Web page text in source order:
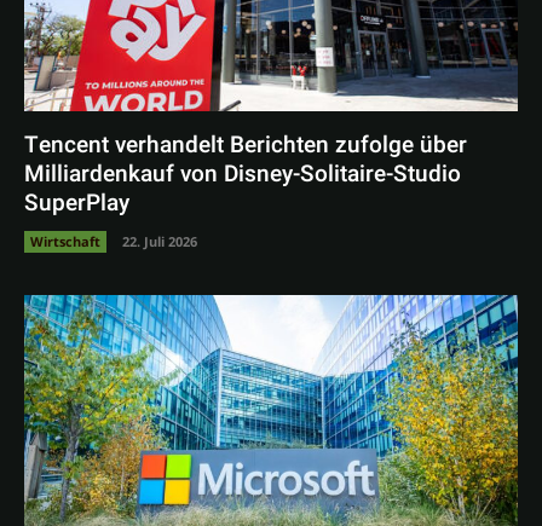
Tencent verhandelt Berichten zufolge über
Milliardenkauf von Disney-Solitaire-Studio
SuperPlay
Wirtschaft 22. Juli 2026